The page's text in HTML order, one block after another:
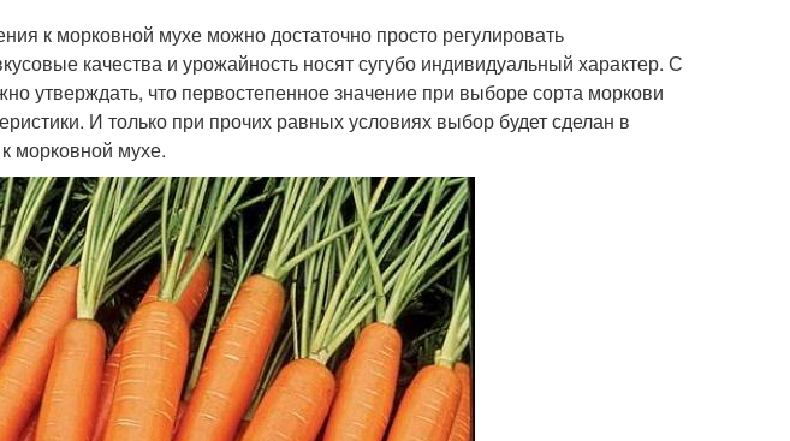
к морковной мухе можно достаточно просто регулировать
качества и урожайность носят сугубо индивидуальный характер. С
утверждать, что первостепенное значение при выборе сорта моркови
И только при прочих равных условиях выбор будет сделан в
морковной мухе.